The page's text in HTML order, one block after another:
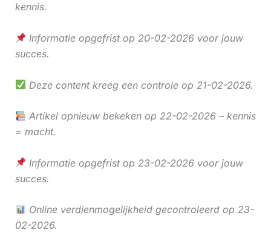
kennis.
Informatie opgefrist op 20-02-2026 voor jouw
succes.
Deze content kreeg een controle op 21-02-2026.
Artikel opnieuw bekeken op 22-02-2026 – kennis
= macht.
Informatie opgefrist op 23-02-2026 voor jouw
succes.
Online verdienmogelijkheid gecontroleerd op 23-
02-2026.